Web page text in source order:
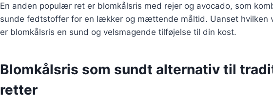
En anden populær ret er blomkålsris med rejer og avocado, som
sunde fedtstoffer for en lækker og mættende måltid. Uanset hvilken
er blomkålsris en sund og velsmagende tilføjelse til din kost.
Blomkålsris som sundt alternativ til
retter